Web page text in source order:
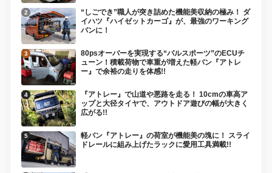
“しごでき”職人が突き詰めた機能美収納の極み！ ダ
イハツ『ハイゼットカーゴ』が、最強のワーキング
バンに！
80psオーバーを実現する“パルスポーツ”のECUチ
ューン！積載荷物で車重が増えた軽バン『アトレ
ー』で余裕の走りを体感!!
『アトレー』で山道や悪路を走る！ 10cmの車高ア
ップと大径タイヤで、アウトドア遊びの幅が大きく
広がる!!
軽バン『アトレー』の荷室が機能美の塊に！ スライ
ドレールに組み上げたラックに愛用工具満載!!